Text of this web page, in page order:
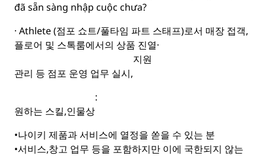
đã sẵn sàng nhập cuộc chưa?
· Athlete (점포 쇼트/풀타임 파트 스태프)로서 매장 접객,
플로어 및 스톡룸에서의 상품 진열·
관리 등 점포 운영 업무 실시,
지원
원하는 스킬,인물상
:
•나이키 제품과 서비스에 열정을 쏟을 수 있는 분
•서비스,창고 업무 등을 포함하지만 이에 국한되지 않는